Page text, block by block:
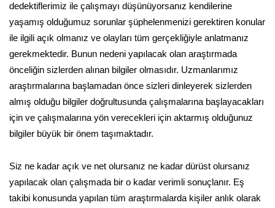
dedektiflerimiz ile çalışmayı düşünüyorsanız kendilerine
yaşamış olduğumuz sorunlar şüphelenmenizi gerektiren konular
ile ilgili açık olmanız ve olayları tüm gerçekliğiyle anlatmanız
gerekmektedir. Bunun nedeni yapılacak olan araştırmada
önceliğin sizlerden alınan bilgiler olmasıdır. Uzmanlarımız
araştırmalarına başlamadan önce sizleri dinleyerek sizlerden
almış olduğu bilgiler doğrultusunda çalışmalarına başlayacakları
için ve çalışmalarına yön verecekleri için aktarmış olduğunuz
bilgiler büyük bir önem taşımaktadır.
Siz ne kadar açık ve net olursanız ne kadar dürüst olursanız
yapılacak olan çalışmada bir o kadar verimli sonuçlanır. Eş
takibi konusunda yapılan tüm araştırmalarda kişiler anlık olarak